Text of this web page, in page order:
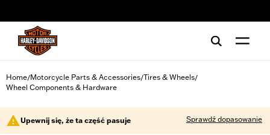
Home/Motorcycle Parts & Accessories/Tires & Wheels/
Wheel Components & Hardware
Upewnij się, że ta część pasuje Sprawdź dopasowanie